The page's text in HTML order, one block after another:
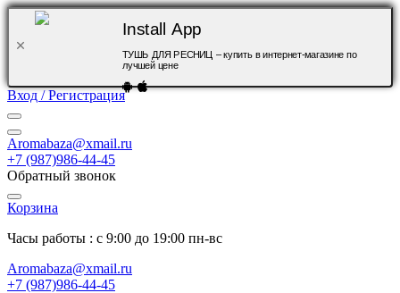
Install App
ТУШЬ ДЛЯ РЕСНИЦ – купить в интернет-магазине по
лучшей цене
Вход / Регистрация
Aromabaza@xmail.ru
+7 (987)986-44-45
Обратный звонок
Корзина
Часы работы : с 9:00 до 19:00 пн-вс
Aromabaza@xmail.ru
+7 (987)986-44-45